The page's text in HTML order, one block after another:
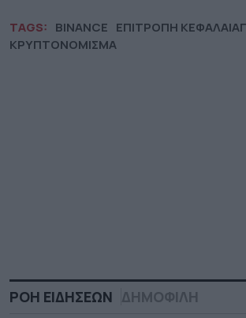
TAGS: BINANCE ΕΠΙΤΡΟΠΗ
ΚΡΥΠΤΟΝΟΜΙΣΜΑ
ΡΟΗ ΕΙΔΗΣΕΩΝ ΔΗΜΟΦΙΛΗ